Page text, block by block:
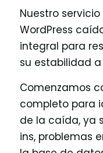
Nuestro
WordPress
integral para
su estabilidad
Comenzamos
completo para
de la caída, ya
ins, problemas